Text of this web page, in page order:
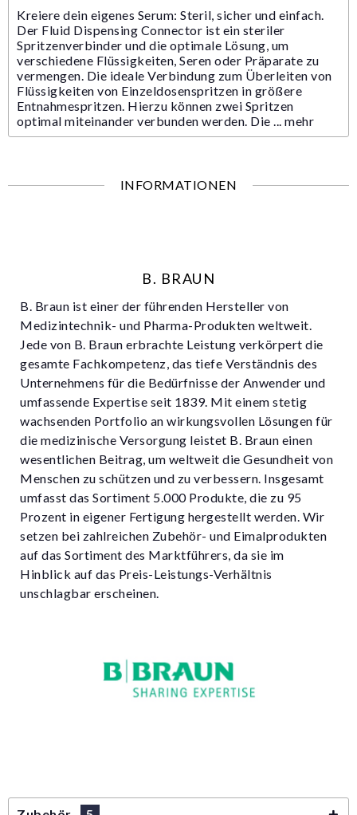
Kreiere dein eigenes Serum: Steril, sicher und einfach.
Der Fluid Dispensing Connector ist ein steriler
Spritzenverbinder und die optimale Lösung, um
verschiedene Flüssigkeiten, Seren oder Präparate zu
vermengen. Die ideale Verbindung zum Überleiten von
Flüssigkeiten von Einzeldosenspritzen in größere
Entnahmespritzen. Hierzu können zwei Spritzen
optimal miteinander verbunden werden. Die ... mehr
INFORMATIONEN
B. BRAUN
B. Braun ist einer der führenden Hersteller von
Medizintechnik- und Pharma-Produkten weltweit.
Jede von B. Braun erbrachte Leistung verkörpert die
gesamte Fachkompetenz, das tiefe Verständnis des
Unternehmens für die Bedürfnisse der Anwender und
umfassende Expertise seit 1839. Mit einem stetig
wachsenden Portfolio an wirkungsvollen Lösungen für
die medizinische Versorgung leistet B. Braun einen
wesentlichen Beitrag, um weltweit die Gesundheit von
Menschen zu schützen und zu verbessern. Insgesamt
umfasst das Sortiment 5.000 Produkte, die zu 95
Prozent in eigener Fertigung hergestellt werden. Wir
setzen bei zahlreichen Zubehör- und Eimalprodukten
auf das Sortiment des Marktführers, da sie im
Hinblick auf das Preis-Leistungs-Verhältnis
unschlagbar erscheinen.